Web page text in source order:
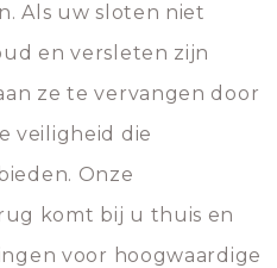
Als uw sloten niet
en versleten zijn
ze te vervangen door
veiligheid die
Onze
komt bij u thuis en
voor hoogwaardige